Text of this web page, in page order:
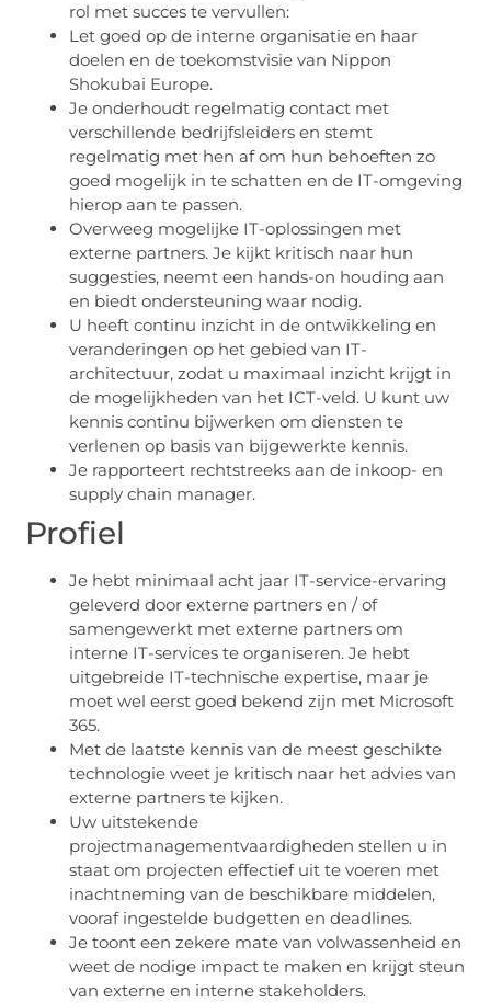
rol met succes te vervullen:
Let goed op de interne organisatie en haar
doelen en de toekomstvisie van Nippon
Shokubai Europe.
Je onderhoudt regelmatig contact met
verschillende bedrijfsleiders en stemt
regelmatig met hen af ​​om hun behoeften zo
goed mogelijk in te schatten en de IT-omgeving
hierop aan te passen.
Overweeg mogelijke IT-oplossingen met
externe partners. Je kijkt kritisch naar hun
suggesties, neemt een hands-on houding aan
en biedt ondersteuning waar nodig.
U heeft continu inzicht in de ontwikkeling en
veranderingen op het gebied van IT-
architectuur, zodat u maximaal inzicht krijgt in
de mogelijkheden van het ICT-veld. U kunt uw
kennis continu bijwerken om diensten te
verlenen op basis van bijgewerkte kennis.
Je rapporteert rechtstreeks aan de inkoop- en
supply chain manager.
Profiel
Je hebt minimaal acht jaar IT-service-ervaring
geleverd door externe partners en / of
samengewerkt met externe partners om
interne IT-services te organiseren. Je hebt
uitgebreide IT-technische expertise, maar je
moet wel eerst goed bekend zijn met Microsoft
365.
Met de laatste kennis van de meest geschikte
technologie weet je kritisch naar het advies van
externe partners te kijken.
Uw uitstekende
projectmanagementvaardigheden stellen u in
staat om projecten effectief uit te voeren met
inachtneming van de beschikbare middelen,
vooraf ingestelde budgetten en deadlines.
Je toont een zekere mate van volwassenheid en
weet de nodige impact te maken en krijgt steun
van externe en interne stakeholders.